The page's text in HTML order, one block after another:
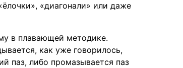
«диагонали» или даже
в плавающей методике.
как уже говорилось,
паз, либо промазывается паз